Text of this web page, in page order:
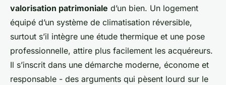
valorisation patrimoniale d’un bien. Un logement
équipé d’un système de climatisation réversible,
surtout s’il intègre une étude thermique et une pose
professionnelle, attire plus facilement les acquéreurs.
Il s’inscrit dans une démarche moderne, économe et
responsable - des arguments qui pèsent lourd sur le